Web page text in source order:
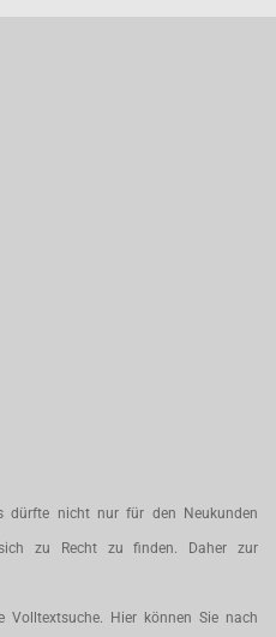
dürfte nicht nur für den Neukunden
zu Recht zu finden. Daher zur
Volltextsuche. Hier können Sie nach